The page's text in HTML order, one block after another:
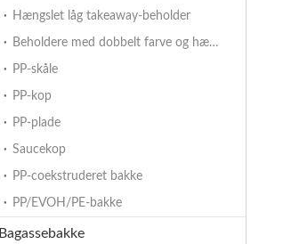
Hængslet låg takeaway-beholder
Beholdere med dobbelt farve og hængslet låg
PP-skåle
PP-kop
PP-plade
Saucekop
PP-coekstruderet bakke
PP/EVOH/PE-bakke
Bagassebakke